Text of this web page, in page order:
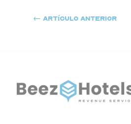
←Artículo anterior